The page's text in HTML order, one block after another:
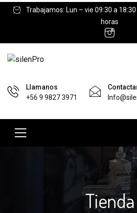
Trabajamos: Lun – vie 09:30 a
horas
Llamanos
+56 9 9827 3971
Tienda